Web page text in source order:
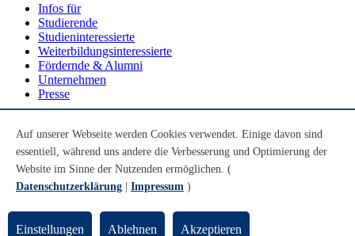
Infos für
Studierende
Studieninteressierte
Weiterbildungsinteressierte
Fördernde & Alumni
Unternehmen
Presse
Youtube
Instagram
LinkedIn
© Universität Bremen 2026
Auf unserer Webseite werden Cookies verwendet. Einige davon sind
essentiell, während uns andere die Verbesserung und Optimierung der
Website im Sinne der Nutzenden ermöglichen. (
Datenschutzerklärung
Impressum )
Einstellungen Ablehnen Akzeptieren